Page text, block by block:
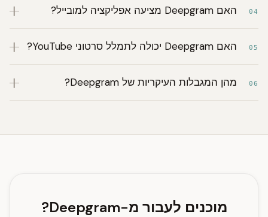
04 האם Deepgram מציעה אפליקציה למובייל?
05 האם Deepgram יכולה לתמלל סרטוני YouTube?
06 מהן המגבלות העיקריות של Deepgram?
מוכנים לעבור מ-Deepgram?